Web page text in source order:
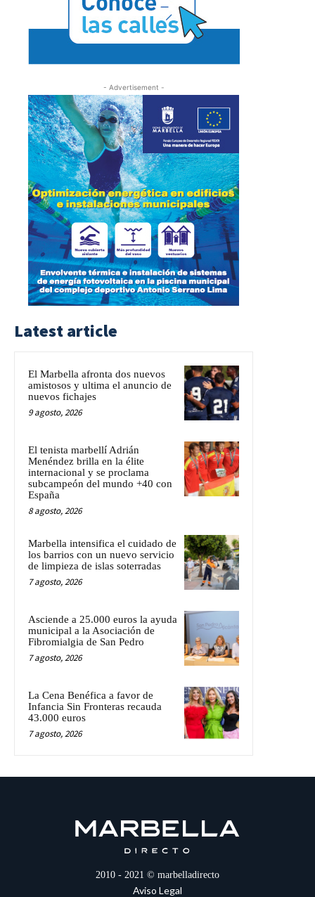
- Advertisement -
Latest article
El Marbella afronta dos nuevos
amistosos y ultima el anuncio de
nuevos fichajes
9 agosto, 2026
El tenista marbellí Adrián
Menéndez brilla en la élite
internacional y se proclama
subcampeón del mundo +40 con
España
8 agosto, 2026
Marbella intensifica el cuidado de
los barrios con un nuevo servicio
de limpieza de islas soterradas
7 agosto, 2026
Asciende a 25.000 euros la ayuda
municipal a la Asociación de
Fibromialgia de San Pedro
7 agosto, 2026
La Cena Benéfica a favor de
Infancia Sin Fronteras recauda
43.000 euros
7 agosto, 2026
2010 - 2021 © marbelladirecto
Aviso Legal